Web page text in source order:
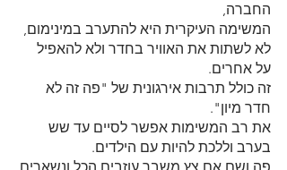
החברה,
המשימה העיקרית היא להתערב במינימום,
לא לשתות את האוויר בחדר ולא להאפיל
על אחרים.
זה כולל תרבות אירגונית של "פה זה לא
חדר מיון".
את רב המשימות אפשר לסיים עד שש
בערב וללכת להיות עם הילדים.